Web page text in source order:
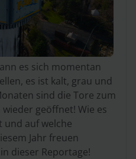
es sich momentan
es ist kalt, grau und
sind die Tore zum
geöffnet! Wie es
auf welche
Jahr freuen
dieser Reportage!